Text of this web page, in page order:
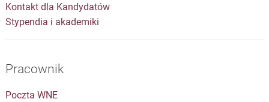
Kontakt dla Kandydatów
Stypendia i akademiki
Pracownik
Poczta WNE